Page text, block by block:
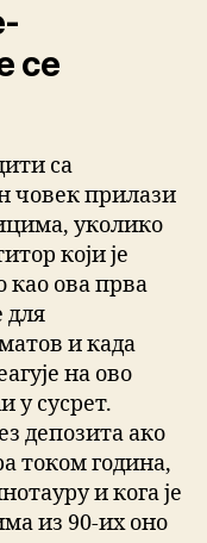
се
са
човек прилази
уколико
који је
као ова прва
для
и када
на ово
у сусрет.
депозита ако
током година,
и кога је
из 90-их оно